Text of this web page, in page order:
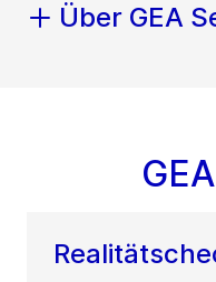
Über GEA